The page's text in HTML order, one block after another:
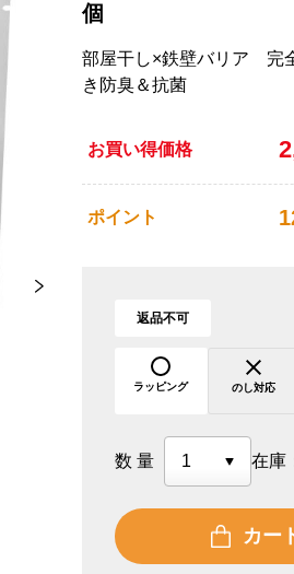
個
部屋干し×鉄壁バリア 完
き防臭＆抗菌
お買い得価格
ポイント
返品不可
ラッピング のし対応
数量 在庫
カー